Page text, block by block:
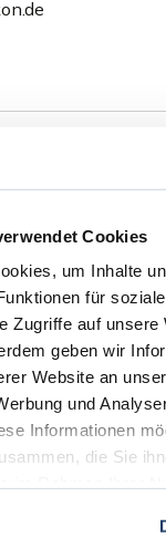
Cookies
um Inhalte
für
Zugriffe auf unsere
geben wir
Website an
und
Informationen
die Sie
kWh / (m²*a)